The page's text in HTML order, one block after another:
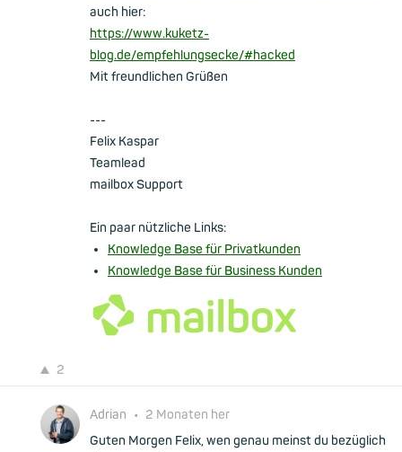
auch hier:
https://www.kuketz-
blog.de/empfehlungsecke/#hacked
Mit freundlichen Grüßen
---
Felix Kaspar
Teamlead
mailbox Support
Ein paar nützliche Links:
Knowledge Base für Privatkunden
Knowledge Base für Business Kunden
2
Adrian • 2 Monaten her
Guten Morgen Felix, wen genau meinst du bezüglich